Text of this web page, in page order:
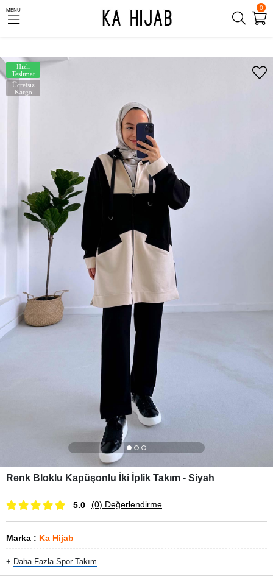
0
MENU
Ücretsiz
Kargo
Hızlı
Teslimat
Renk Bloklu Kapüşonlu İki İplik Takım - Siyah
5.0 (0) Değerlendirme
Marka : Ka Hijab
+ Daha Fazla Spor Takım